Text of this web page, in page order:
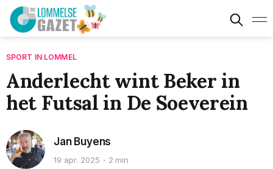
SPORT IN LOMMEL
Anderlecht wint Beker in
het Futsal in De Soeverein
Jan Buyens
19 apr. 2025 2 min